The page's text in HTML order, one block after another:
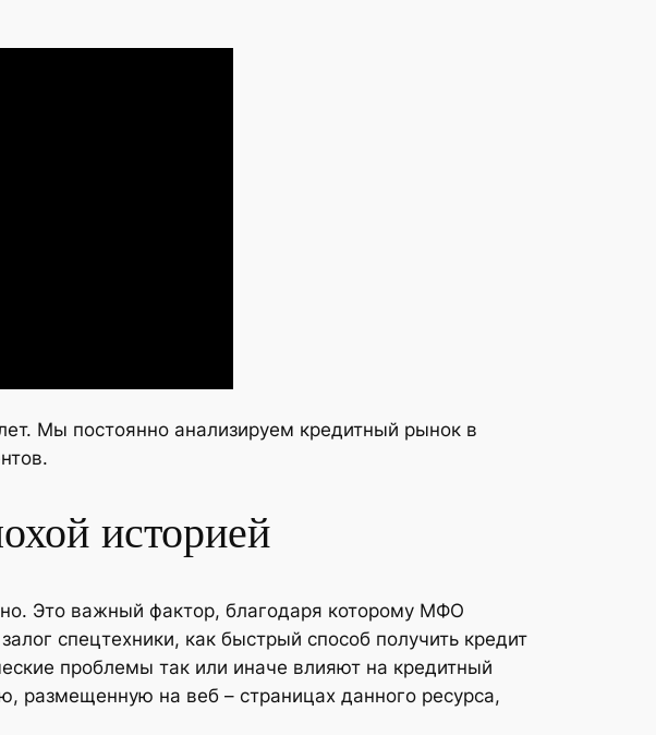
Мы постоянно анализируем кредитный рынок в
историей
Это важный фактор, благодаря которому МФО
спецтехники, как быстрый способ получить кредит
проблемы так или иначе влияют на кредитный
размещенную на веб – страницах данного ресурса,